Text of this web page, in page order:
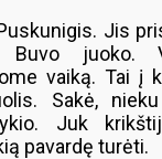
Jis
Buvo juoko.
vaiką. Tai į
Sakė,
Juk
pavardę turėti.